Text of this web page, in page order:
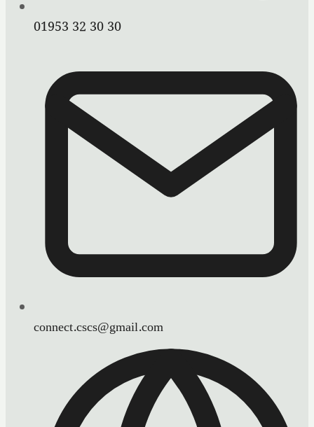
01953 32 30 30
connect.cscs@gmail.com